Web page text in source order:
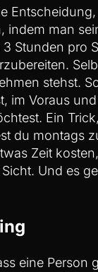
man
Stunden pro
stehst.
im Voraus
Ein
du montags
Zeit
Und es
eine Person